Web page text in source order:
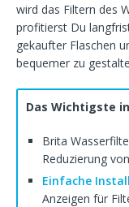
wird das Filtern des
profitierst Du
gekaufter Flaschen
bequemer zu
Das Wichtigste
Brita
Reduzierung
Einfache
Anzeigen für